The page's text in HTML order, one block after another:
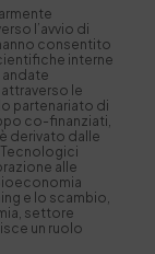
l’avvio di
consentito
interne
andate
le
partenariato di
co-finanziati,
derivato dalle
alle
e lo scambio,
settore
un ruolo